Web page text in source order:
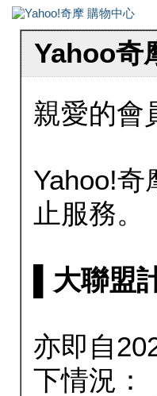
Yahoo奇
親愛的會
Yahoo!奇
止服務。
▌大聯盟
亦即自
下情況：